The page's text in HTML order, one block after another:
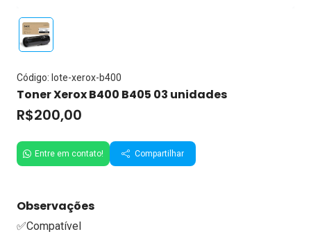
Código: lote-xerox-b400
Toner Xerox B400 B405 03 unidades
R$200,00
Entre em contato! Compartilhar
Observações
✅Compatível